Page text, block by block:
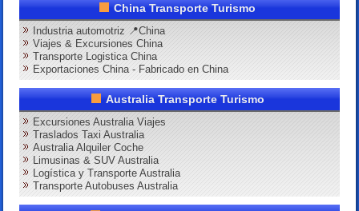
China Transporte Turismo
Industria automotriz 📍China
Viajes & Excursiones China
Transporte Logistica China
Exportaciones China - Fabricado en China
Australia Transporte Turismo
Excursiones Australia Viajes
Traslados Taxi Australia
Australia Alquiler Coche
Limusinas & SUV Australia
Logística y Transporte Australia
Transporte Autobuses Australia